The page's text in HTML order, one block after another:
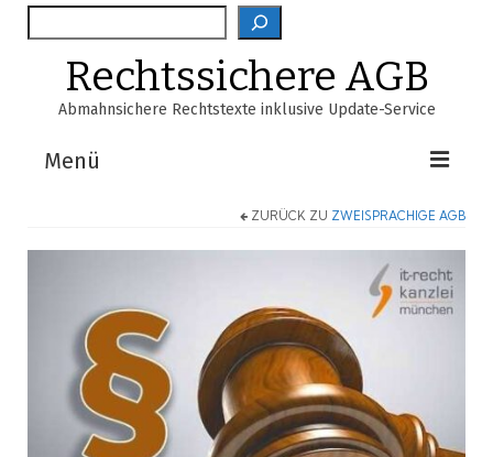
Suche
Rechtssichere AGB
Abmahnsichere Rechtstexte inklusive Update-Service
Menü
EasyScan
Über Uns
Warenkorb
ZURÜCK ZU ZWEISPRACHIGE AGB